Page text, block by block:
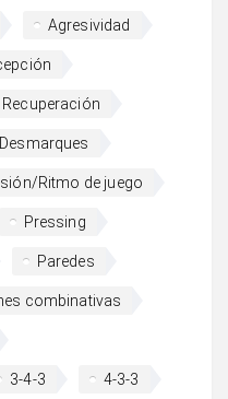
Agresividad
Recuperación
Desmarques
Ritmo de juego
Pressing
Paredes
combinativas
3-4-3 4-3-3